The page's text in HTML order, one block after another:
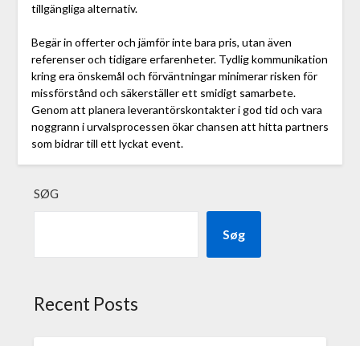
tillgängliga alternativ.
Begär in offerter och jämför inte bara pris, utan även
referenser och tidigare erfarenheter. Tydlig kommunikation
kring era önskemål och förväntningar minimerar risken för
missförstånd och säkerställer ett smidigt samarbete.
Genom att planera leverantörskontakter i god tid och vara
noggrann i urvalsprocessen ökar chansen att hitta partners
som bidrar till ett lyckat event.
SØG
Søg
Recent Posts